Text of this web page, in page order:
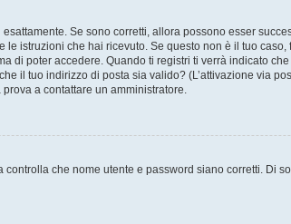
Se sono corretti, allora possono esser
le istruzioni che hai ricevuto. Se questo non è il tuo
di poter accedere. Quando ti registri ti verrà indicato
il tuo indirizzo di posta sia valido? (L’attivazione via
a contattare un amministratore.
che nome utente e password siano corretti. Di